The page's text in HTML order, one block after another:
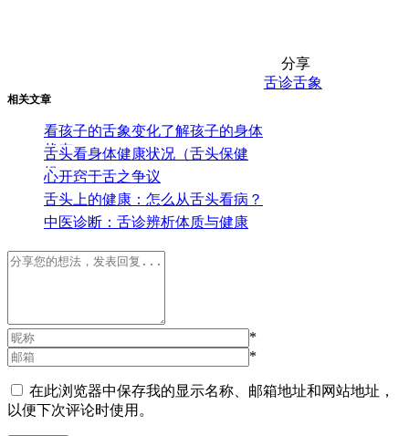
分享
相关文章
看孩子的舌象变化了解孩子的身体
状态
舌头看身体健康状况（舌头保健
操）
心开窍于舌之争议
舌头上的健康：怎么从舌头看病？
中医诊断：舌诊辨析体质与健康
舌诊舌象
*
*
在此浏览器中保存我的显示名称、邮箱地址和网站地址，
以便下次评论时使用。